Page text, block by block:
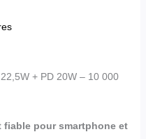
22,5W + PD 20W – 10 000
fiable pour smartphone et